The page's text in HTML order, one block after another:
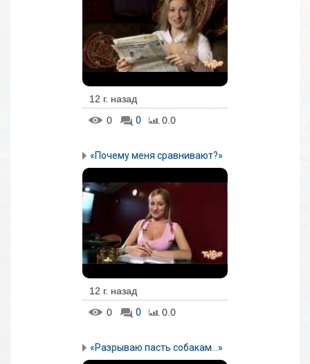
12 г. назад
0
0 0.0
«Почему меня сравнивают?»
12 г. назад
0
0 0.0
«Разрываю пасть собакам…»